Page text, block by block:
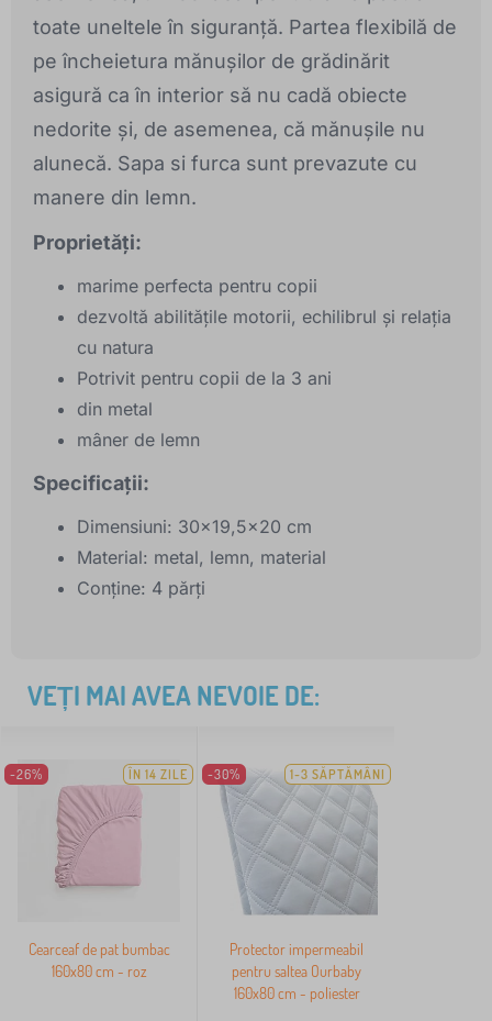
toate uneltele în siguranță. Partea flexibilă de
pe încheietura mănușilor de grădinărit
asigură ca în interior să nu cadă obiecte
nedorite și, de asemenea, că mănușile nu
alunecă. Sapa si furca sunt prevazute cu
manere din lemn.
Proprietăți:
marime perfecta pentru copii
dezvoltă abilitățile motorii, echilibrul și relația
cu natura
Potrivit pentru copii de la 3 ani
din metal
mâner de lemn
Specificații:
Dimensiuni: 30x19,5x20 cm
Material: metal, lemn, material
Conține: 4 părți
VEȚI MAI AVEA NEVOIE DE:
-26% ÎN 14 ZILE
Cearceaf de pat bumbac
160x80 cm - roz
-30% 1-3 SĂPTĂMÂNI
Protector impermeabil
pentru saltea Ourbaby
160x80 cm - poliester